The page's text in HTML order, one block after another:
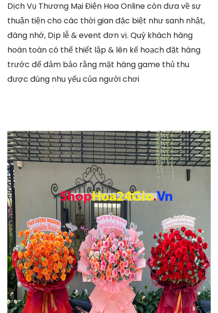
Dịch Vụ Thương Mại Điện Hoa Online còn đưa về sự
thuận tiện cho các thời gian đặc biệt như sanh nhật,
đáng nhớ, Dịp lễ & event đơn vị. Quý khách hàng
hoàn toàn có thể thiết lập & lên kế hoạch đặt hàng
trước để đảm bảo rằng mặt hàng game thủ thu
được đúng nhu yếu của người chơi